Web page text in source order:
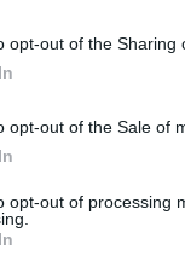
opt-out of the Sharing
opt-out of the Sale of
opt-out of processing